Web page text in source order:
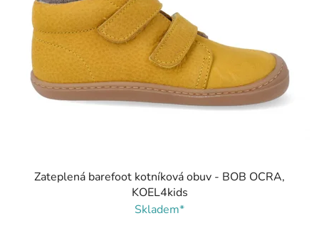
Zateplená barefoot kotníková obuv - BOB OCRA,
KOEL4kids
Skladem*